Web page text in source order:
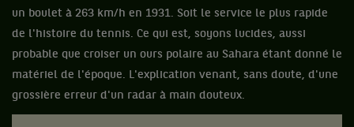
un boulet à 263 km/h en 1931. Soit le service le plus rapide
de l'histoire du tennis. Ce qui est, soyons lucides, aussi
probable que croiser un ours polaire au Sahara étant donné le
matériel de l'époque. L'explication venant, sans doute, d'une
grossière erreur d'un radar à main douteux.